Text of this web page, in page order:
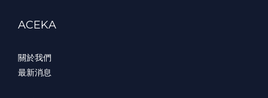
ACEKA
關於我們
最新消息